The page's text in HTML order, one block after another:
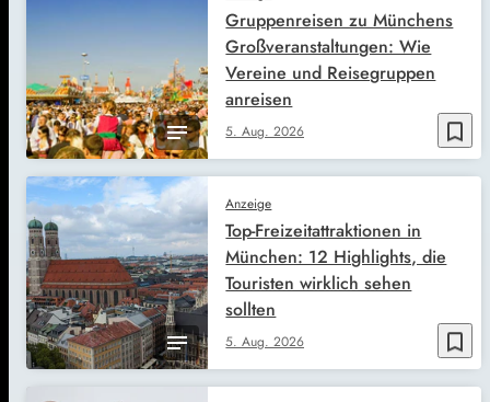
bookmark_border
5. Aug. 2026
Gruppenreisen zu Münchens
Großveranstaltungen: Wie
Vereine und Reisegruppen
anreisen
bookmark_border
Anzeige
5. Aug. 2026
Top-Freizeitattraktionen in
München: 12 Highlights, die
Touristen wirklich sehen
sollten